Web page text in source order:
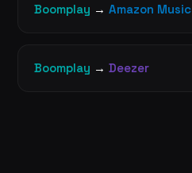
Boomplay → Amazon Music
Boomplay → Deezer